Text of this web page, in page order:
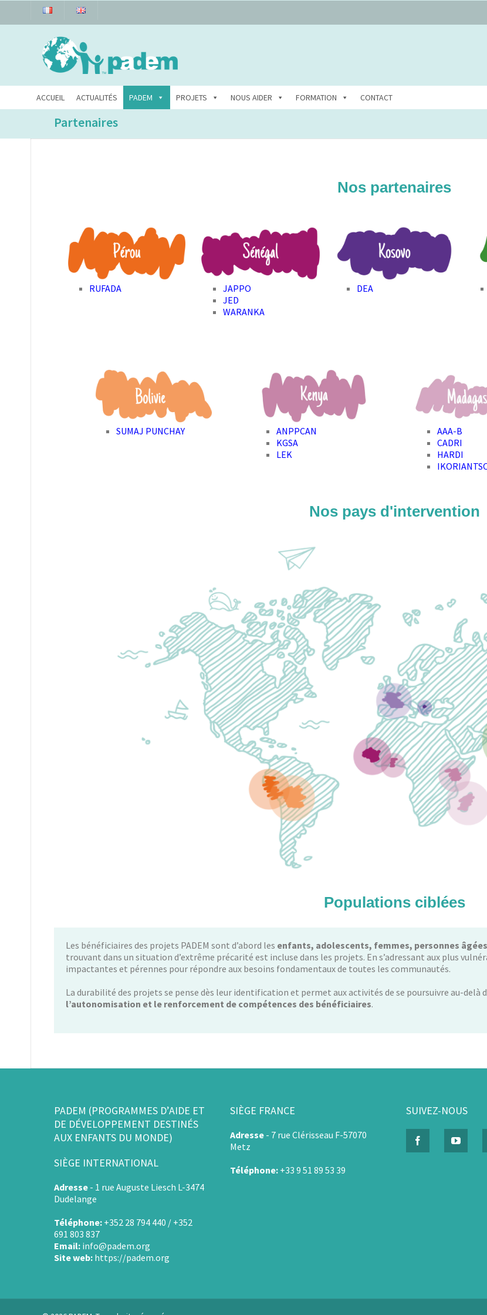
ACCUEIL ACTUALITÉS PADEM PROJETS NOUS AIDER FORMATION CONTACT
Partenaires
Nos partenaires
RUFADA
JAPPO
JED
WARANKA
DEA
SUMAJ PUNCHAY
ANPPCAN
KGSA
LEK
AAA-B
CADRI
HARDI
Nos pays d'intervention
Populations ciblées
Les bénéficiaires des projets PADEM sont d’abord les enfants, adolescents, femmes, personnes
trouvant dans un situation d’extrême précarité est incluse dans les projets. En s’adressant aux plus
impactantes et pérennes pour répondre aux besoins fondamentaux de toutes les communautés.
La durabilité des projets se pense dès leur identification et permet aux activités de se poursuivre au-
l’autonomisation et le renforcement de compétences des bénéficiaires.
PADEM (PROGRAMMES D’AIDE ET
DE DÉVELOPPEMENT DESTINÉS
AUX ENFANTS DU MONDE)
SIÈGE INTERNATIONAL
Adresse - 1 rue Auguste Liesch L-3474
Dudelange
Téléphone: +352 28 794 440 / +352
691 803 837
Email: info@padem.org
Site web: https://padem.org
SIÈGE FRANCE
Adresse - 7 rue Clérisseau F-57070
Metz
Téléphone: +33 9 51 89 53 39
SUIVEZ-NOUS